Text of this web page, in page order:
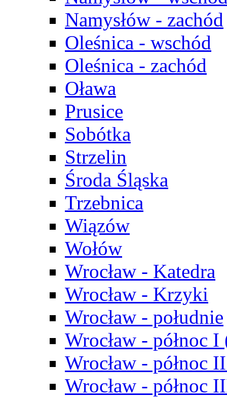
Namysłów - zachód
Oleśnica - wschód
Oleśnica - zachód
Oława
Prusice
Sobótka
Strzelin
Środa Śląska
Trzebnica
Wiązów
Wołów
Wrocław - Katedra
Wrocław - Krzyki
Wrocław - południe
Wrocław - północ
Wrocław - północ
Wrocław - północ